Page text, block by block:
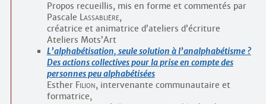
Propos recueillis, mis en forme et commentés par
Pascale Lassablière,
créatrice et animatrice d’ateliers d’écriture
Ateliers Mots’Art
L’alphabétisation, seule solution à l’analphabétisme ?
Des actions collectives pour la prise en compte des
personnes peu alphabétisées
Esther Filion, intervenante communautaire et
formatrice,